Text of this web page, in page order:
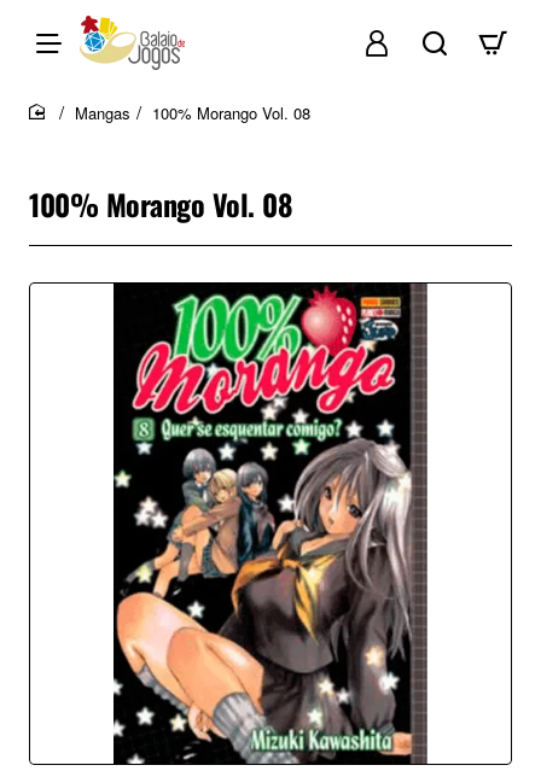
Mangas 100% Morango Vol. 08
100% Morango Vol. 08